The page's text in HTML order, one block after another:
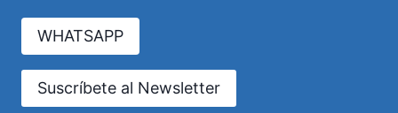
WHATSAPP
Suscríbete al Newsletter